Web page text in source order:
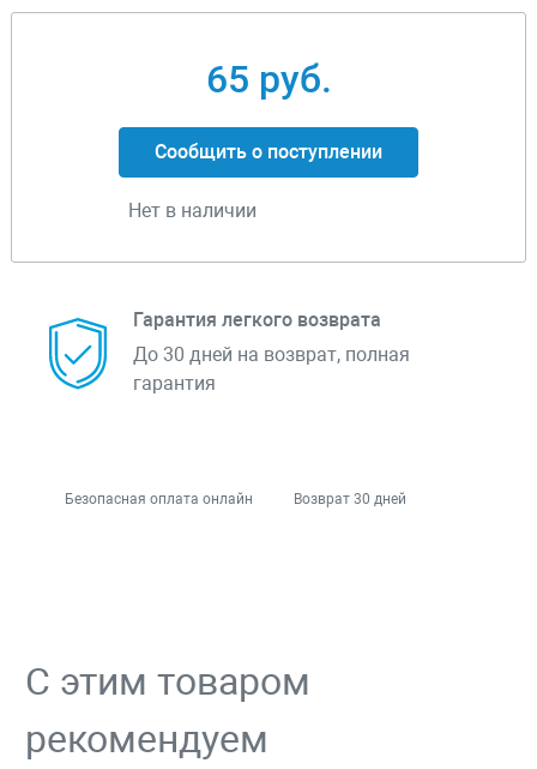
65 руб.
Сообщить о поступлении
Нет в наличии
Гарантия легкого возврата
До 30 дней на возврат, полная
гарантия
Безопасная оплата онлайн Возврат 30 дней
С этим товаром
рекомендуем